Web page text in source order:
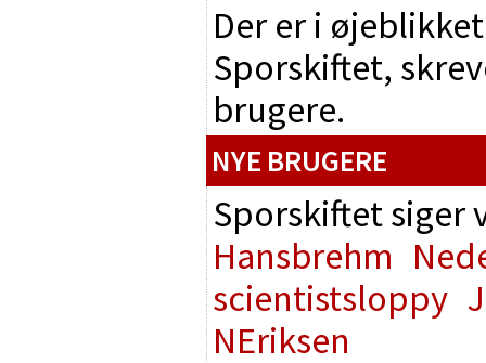
Der er i
Sporskiftet,
brugere.
NYE BRUGERE
Sporskiftet siger
Hansbrehm
scientistsloppy
NEriksen